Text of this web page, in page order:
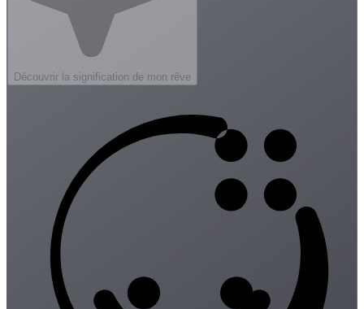
Découvrir la signification de mon rêve